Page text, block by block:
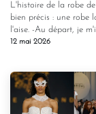
L'histoire de la robe
bien précis : une robe
l'aise. -Au départ, je
12 mai 2026